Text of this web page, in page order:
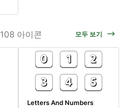
108 아이콘 모두 보기
Letters And Numbers